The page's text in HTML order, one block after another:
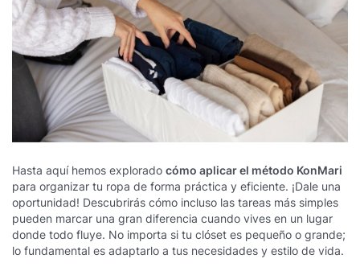
Hasta aquí hemos explorado cómo aplicar el método KonMari
para organizar tu ropa de forma práctica y eficiente. ¡Dale una
oportunidad! Descubrirás cómo incluso las tareas más simples
pueden marcar una gran diferencia cuando vives en un lugar
donde todo fluye. No importa si tu clóset es pequeño o grande;
lo fundamental es adaptarlo a tus necesidades y estilo de vida.